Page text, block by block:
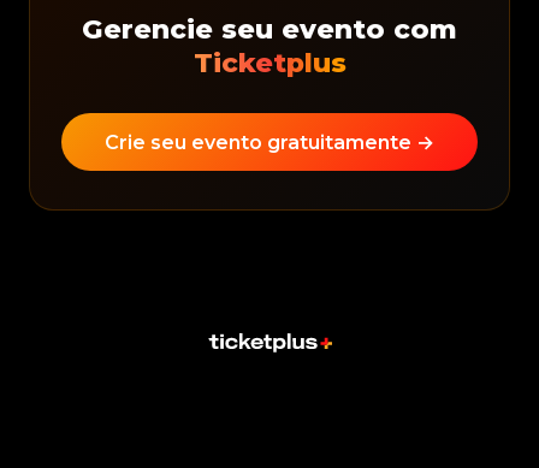
Gerencie seu evento com
Ticketplus
Crie seu evento gratuitamente →